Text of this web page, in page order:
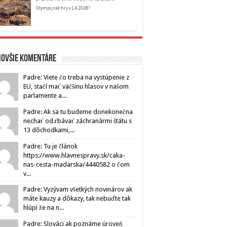
Olympijské hry v LA 2028?
komentáre
Padre: Viete čo treba na vystúpenie z
EU, stačí mať väčšinu hlasov v našom
parlamente a...
Padre: Ak sa tu budeme donekonečna
nechať od.rbávať záchranármi štátu s
13 dôchodkami,...
Padre: Tu je článok
https://www.hlavnespravy.sk/caka-
nas-cesta-madarska/4440582 o čom
v...
Padre: Vyzývam všetkých novinárov ak
máte kauzy a dôkazy, tak nebuďte tak
hlúpi že na n...
Padre: Slováci ak poznáme úroveň